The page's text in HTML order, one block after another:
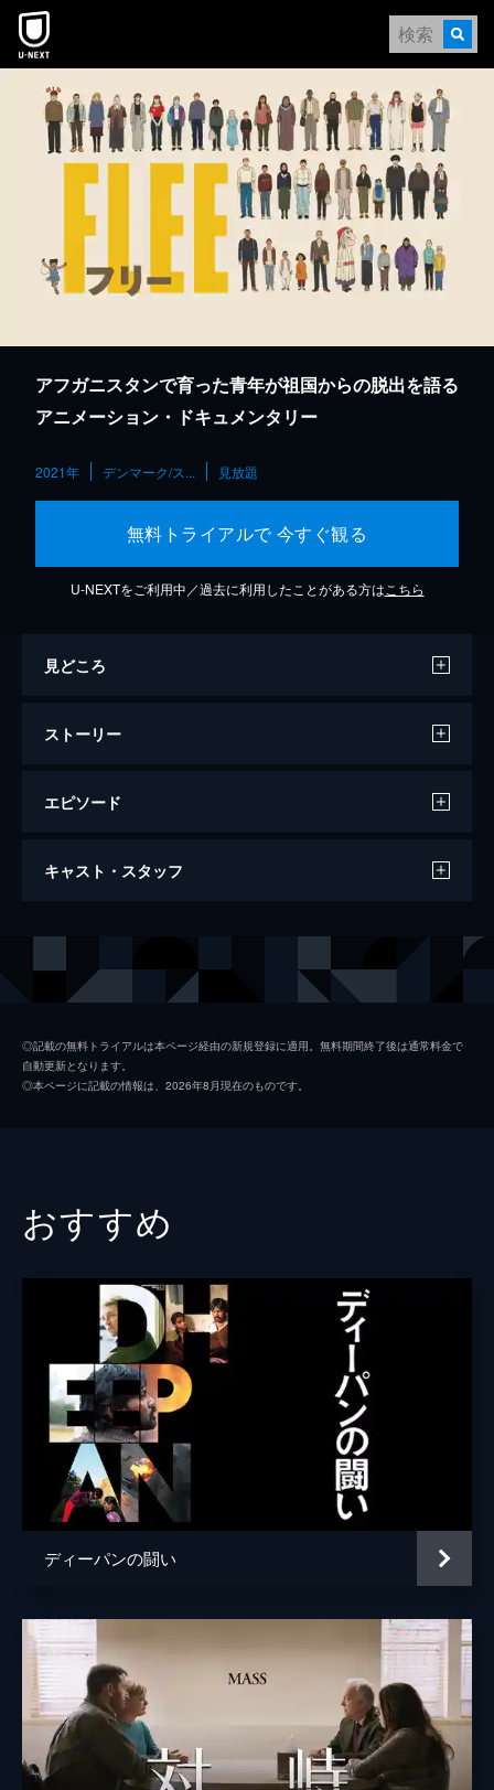
本文へスキップ
アフガニスタンで育った青年が祖国からの脱出を語る
アニメーション・ドキュメンタリー
2021年 デンマーク/ス... 見放題
無料トライアルで 今すぐ観る
U-NEXTをご利用中／過去に利用したことがある方は こちら
見どころ
ストーリー
エピソード
FLEE フリー
キャスト・スタッフ
ヨナス・ポヘール・ラスムセン
音楽
◎記載の無料トライアルは本ページ経由の新規登録に適用。無料期間終了後は通常料金で
自動更新となります。
◎本ページに記載の情報は、2026年8月現在のものです。
おすすめ
ディーパンの闘い